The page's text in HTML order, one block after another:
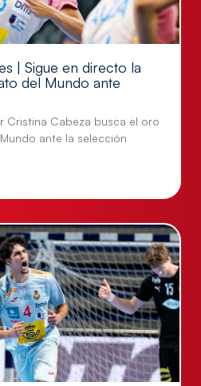
| Sigue en directo la
del Mundo ante
Cristina Cabeza busca el oro
ante la selección